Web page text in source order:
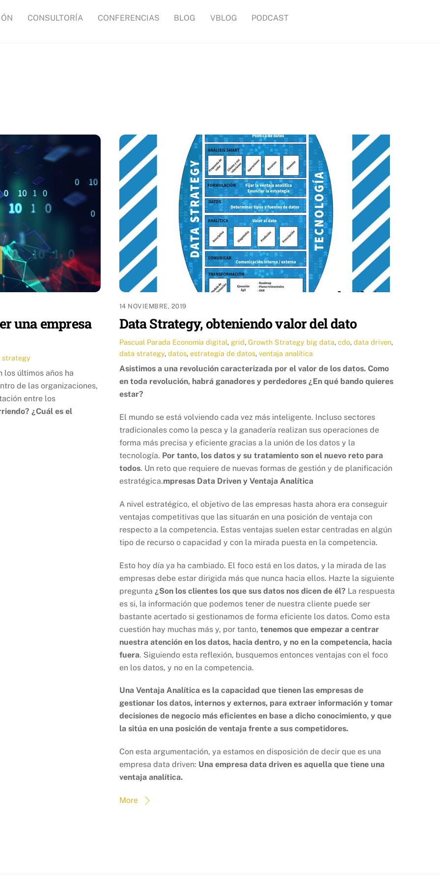
CONSULTORÍA CONFERENCIAS BLOG VBLOG PODCAST
una empresa
strategy
los últimos años ha
de las organizaciones,
entre los
¿Cuál es el
14 NOVIEMBRE, 2019
Data Strategy, obteniendo valor del dato
Pascual Parada Economía digital, grid, Growth Strategy big data, cdo, data driven,
data strategy, datos, estrategia de datos, ventaja analítica
Asistimos a una revolución caracterizada por el valor de los datos. Como
en toda revolución, habrá ganadores y perdedores ¿En qué bando quieres
estar?
El mundo se está volviendo cada vez más inteligente. Incluso sectores
tradicionales como la pesca y la ganadería realizan sus operaciones de
forma más precisa y eficiente gracias a la unión de los datos y la
tecnología. Por tanto, los datos y su tratamiento son el nuevo reto para
todos. Un reto que requiere de nuevas formas de gestión y de planificación
estratégica.mpresas Data Driven y Ventaja Analítica
A nivel estratégico, el objetivo de las empresas hasta ahora era conseguir
ventajas competitivas que las situarán en una posición de ventaja con
respecto a la competencia. Estas ventajas suelen estar centradas en algún
tipo de recurso o capacidad y con la mirada puesta en la competencia.
Esto hoy día ya ha cambiado. El foco está en los datos, y la mirada de las
empresas debe estar dirigida más que nunca hacia ellos. Hazte la siguiente
pregunta ¿Son los clientes los que sus datos nos dicen de él? La respuesta
es si, la información que podemos tener de nuestra cliente puede ser
bastante acertado si gestionamos de forma eficiente los datos. Como esta
cuestión hay muchas más y, por tanto, tenemos que empezar a centrar
nuestra atención en los datos, hacia dentro, y no en la competencia, hacia
fuera. Siguiendo esta reflexión, busquemos entonces ventajas con el foco
en los datos, y no en la competencia.
Una Ventaja Analítica es la capacidad que tienen las empresas de
gestionar los datos, internos y externos, para extraer información y tomar
decisiones de negocio más eficientes en base a dicho conocimiento, y que
la sitúa en una posición de ventaja frente a sus competidores.
Con esta argumentación, ya estamos en disposición de decir que es una
empresa data driven: Una empresa data driven es aquella que tiene una
ventaja analítica.
More